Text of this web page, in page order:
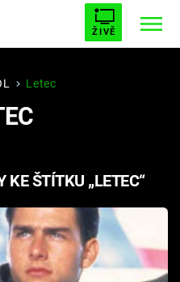
ŽIVĚ
PŘEMOŽITELKA UPÍRŮ
5
Letec
ŠTÍTKU „LETEC“